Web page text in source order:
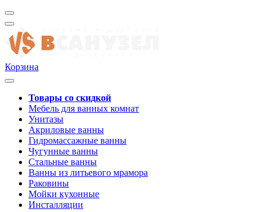
Корзина
Товары со скидкой
Мебель для ванных комнат
Унитазы
Акриловые ванны
Гидромассажные ванны
Чугунные ванны
Стальные ванны
Ванны из литьевого мрамора
Раковины
Мойки кухонные
Инсталляции